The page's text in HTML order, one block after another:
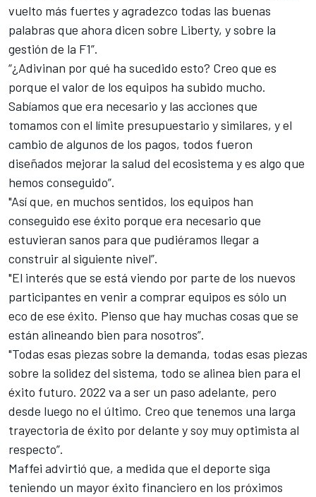
vuelto más fuertes y agradezco todas las buenas
palabras que ahora dicen sobre Liberty, y sobre la
gestión de la F1”.
“¿Adivinan por qué ha sucedido esto? Creo que es
porque el valor de los equipos ha subido mucho.
Sabíamos que era necesario y las acciones que
tomamos con el límite presupuestario y similares, y el
cambio de algunos de los pagos, todos fueron
diseñados mejorar la salud del ecosistema y es algo que
hemos conseguido”.
"Así que, en muchos sentidos, los equipos han
conseguido ese éxito porque era necesario que
estuvieran sanos para que pudiéramos llegar a
construir al siguiente nivel”.
"El interés que se está viendo por parte de los nuevos
participantes en venir a comprar equipos es sólo un
eco de ese éxito. Pienso que hay muchas cosas que se
están alineando bien para nosotros”.
"Todas esas piezas sobre la demanda, todas esas piezas
sobre la solidez del sistema, todo se alinea bien para el
éxito futuro. 2022 va a ser un paso adelante, pero
desde luego no el último. Creo que tenemos una larga
trayectoria de éxito por delante y soy muy optimista al
respecto”.
Maffei advirtió que, a medida que el deporte siga
teniendo un mayor éxito financiero en los próximos